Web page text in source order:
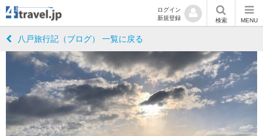
ログイン
新規登録
検索 MENU
八戸旅行記（ブログ） 一覧に戻る